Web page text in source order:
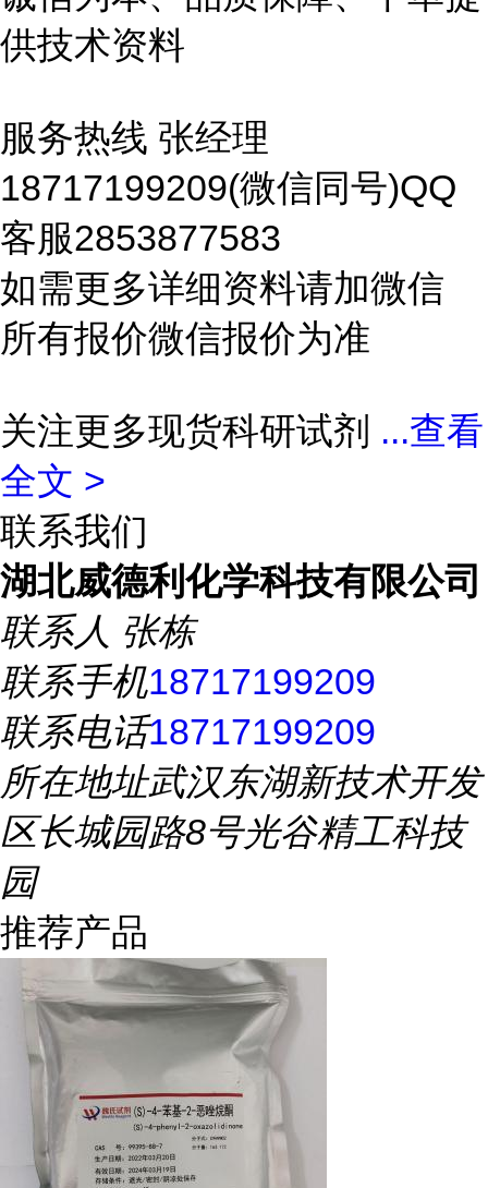
供技术资料
服务热线 张经理
18717199209(微信同号)QQ
客服2853877583
如需更多详细资料请加微信
所有报价微信报价为准
关注更多现货科研试剂 ...查看
全文 >
联系我们
湖北威德利化学科技有限公司
联系人 张栋
联系手机18717199209
联系电话18717199209
所在地址武汉东湖新技术开发
区长城园路8号光谷精工科技
园
推荐产品